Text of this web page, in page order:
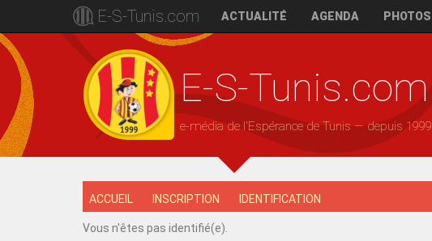
E-S-Tunis.com ACTUALITÉ AGENDA PHOTOS
E-S-Tunis.com
e-média de l'Espérance de Tunis — depuis 1999
ACCUEIL INSCRIPTION IDENTIFICATION
Vous n'êtes pas identifié(e).